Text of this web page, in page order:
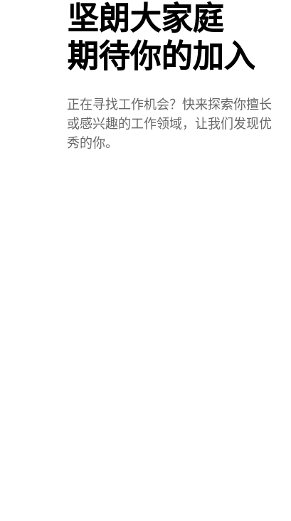
坚朗大家庭
期待你的加入
正在寻找工作机会？快来探索你擅长
或感兴趣的工作领域，让我们发现优
秀的你。